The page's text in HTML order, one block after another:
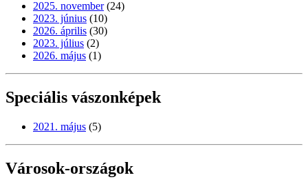
2025. november (24)
2023. június (10)
2026. április (30)
2023. július (2)
2026. május (1)
Speciális vászonképek
2021. május (5)
Városok-országok